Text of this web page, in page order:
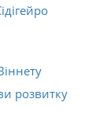
розвитку